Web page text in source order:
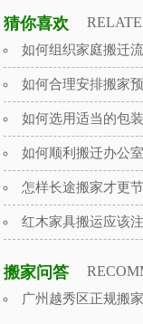
猜你喜欢
如何组织家庭搬迁
如何合理安排搬家
如何选用适当的包
如何顺利搬迁办公
怎样长途搬家才更
红木家具搬运应该
搬家问答
广州越秀区正规搬